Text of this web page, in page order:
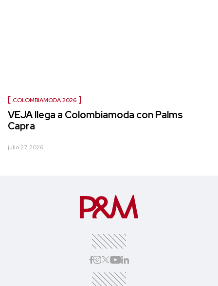
COLOMBIAMODA 2026
VEJA llega a Colombiamoda con Palms
Capra
julio 27, 2026